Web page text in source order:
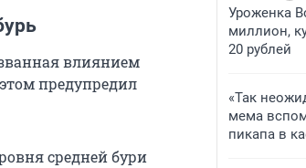
влиянием
предупредил
средней бури
Уроженка
миллион,
20 рублей
«Так
мема
пикапа в